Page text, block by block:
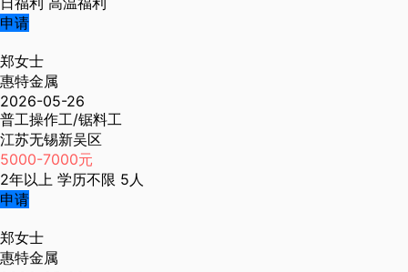
申请
郑女士
惠特金属
2026-05-26
普工操作工/锯料工
江苏无锡新吴区
5000-7000元
2年以上 学历不限 5人
申请
郑女士
惠特金属